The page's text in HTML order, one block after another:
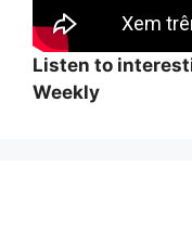
Listen to
Weekly